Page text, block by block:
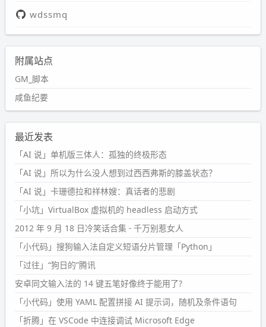
wdssmq
附属站点
GM_脚本
咸鱼纪要
最近发表
「AI 说」单机版三体人：孤独的终极形态
「AI 说」所以为什么没人想到过西西弗斯的膝盖状态？
「AI 说」卡珊德拉和祥林嫂：真话者的悲剧
「小坑」VirtualBox 虚拟机的 headless 启动方式
2012 年 9 月 18 日冷笑话合集 - 千万别惹女人
「小代码」搜狗输入法自定义短语分片管理「Python」
「过往」“狗日的”腾讯
安卓同文输入法的 14 键五笔好像终于能用了?
「小代码」使用 YAML 配置拼接 AI 提示词，随机及条件语句
「折腾」在 VSCode 中连接调试 Microsoft Edge